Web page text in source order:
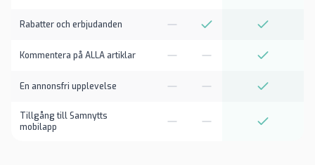
Rabatter och erbjudanden
Kommentera på ALLA artiklar
En annonsfri upplevelse
Tillgång till Samnytts
mobilapp